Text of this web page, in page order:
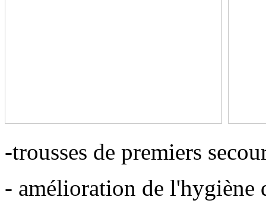
-trousses de premiers
- amélioration de l'hygiène